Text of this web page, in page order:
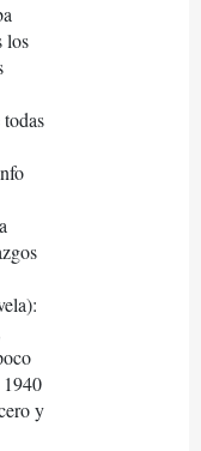
los
y